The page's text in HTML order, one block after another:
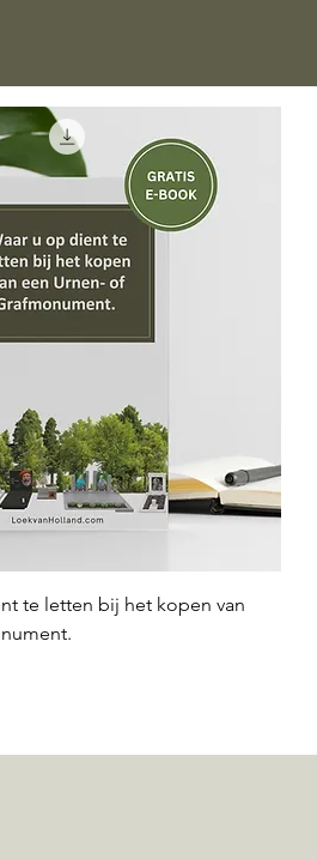
te letten bij het kopen van